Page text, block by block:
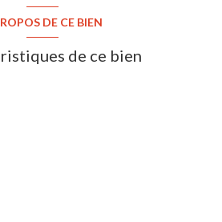
DE CE BIEN
de ce bien